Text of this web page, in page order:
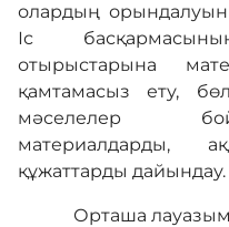
олардың
Іс
отырыстарына
қамтамасыз ету,
мәселелер
материалдарды,
құжаттарды дайындау.
Орташа